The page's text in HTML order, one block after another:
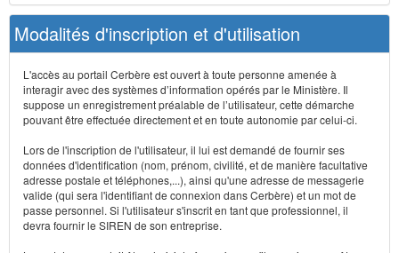
Modalités d'inscription et d'utilisation
L'accès au portail Cerbère est ouvert à toute personne amenée à
interagir avec des systèmes d’information opérés par le Ministère. Il
suppose un enregistrement préalable de l’utilisateur, cette démarche
pouvant être effectuée directement et en toute autonomie par celui-ci.
Lors de l'inscription de l'utilisateur, il lui est demandé de fournir ses
données d'identification (nom, prénom, civilité, et de manière facultative
adresse postale et téléphones,...), ainsi qu'une adresse de messagerie
valide (qui sera l'identifiant de connexion dans Cerbère) et un mot de
passe personnel. Si l'utilisateur s'inscrit en tant que professionnel, il
devra fournir le SIREN de son entreprise.